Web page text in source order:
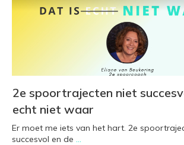
2e spoortrajecten niet
echt niet waar
Er moet me iets van het hart. 2e
succesvol en de ...